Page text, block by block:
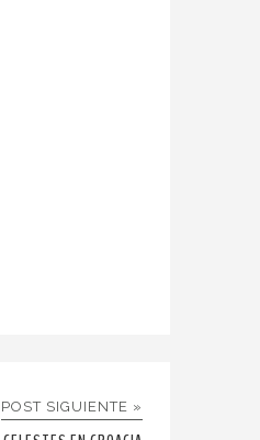
POST SIGUIENTE »